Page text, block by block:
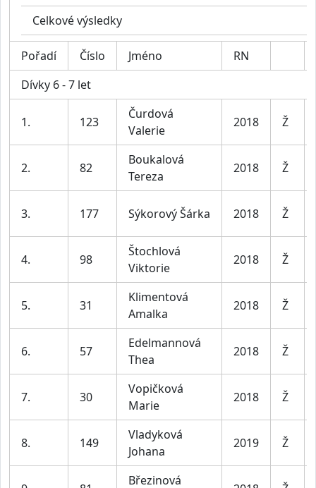
Celkové výsledky
Pořadí Číslo Jméno
RN
Dívky 6 - 7 let
1. 123
Čurdová
Valerie
2018 Ž
2. 82
Boukalová
Tereza
2018 Ž
3. 177 Sýkorový Šárka 2018 Ž
4. 98
Štochlová
Viktorie
2018 Ž
5. 31
Klimentová
Amalka
2018 Ž
6. 57
Edelmannová
Thea
2018 Ž
7. 30
Vopičková
Marie
2018 Ž
8. 149
Vladyková
Johana
2019 Ž
Březinová